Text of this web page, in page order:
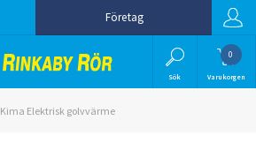
Företag
Sök
0
Varukorgen
Kima Elektrisk golvvärme